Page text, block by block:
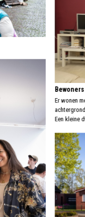
Er wonen
Een kleine